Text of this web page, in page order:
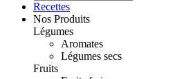
Recettes
Nos Produits
Légumes
Aromates
Légumes secs
Fruits